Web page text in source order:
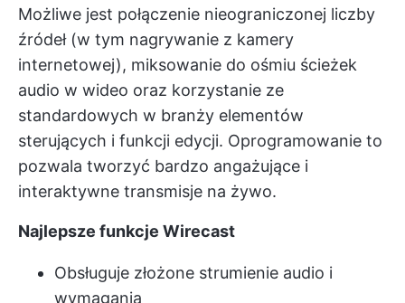
Możliwe jest połączenie nieograniczonej liczby
źródeł (w tym nagrywanie z kamery
internetowej), miksowanie do ośmiu ścieżek
audio w wideo oraz korzystanie ze
standardowych w branży elementów
sterujących i funkcji edycji. Oprogramowanie to
pozwala tworzyć bardzo angażujące i
interaktywne transmisje na żywo.
Najlepsze funkcje Wirecast
Obsługuje złożone strumienie audio i
wymagania